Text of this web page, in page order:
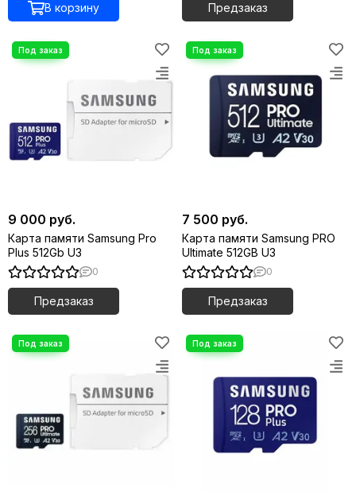
В корзину Предзаказ
9 000 руб.
Карта памяти Samsung Pro
Plus 512Gb U3
0
Предзаказ
7 500 руб.
Карта памяти Samsung PRO
Ultimate 512GB U3
0
Предзаказ